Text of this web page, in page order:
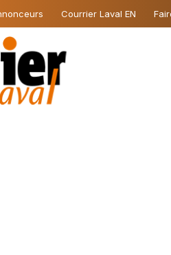
Courrier Laval EN